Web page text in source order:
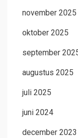
november 2025
oktober 2025
september
augustus 2025
juli 2025
juni 2024
december 2023